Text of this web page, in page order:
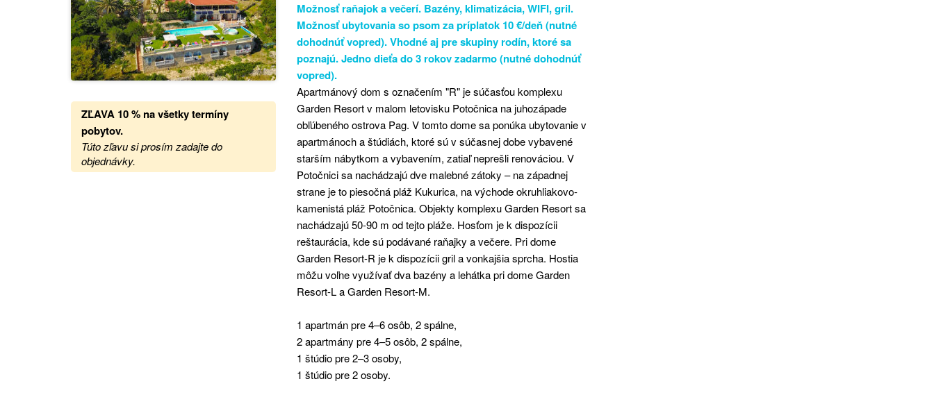
ZĽAVA 10 % na všetky termíny
pobytov.
Túto zľavu si prosím zadajte do
objednávky.
Možnosť raňajok a večerí. Bazény, klimatizácia, WIFI, gril.
Možnosť ubytovania so psom za príplatok 10 €/deň (nutné
dohodnúť vopred). Vhodné aj pre skupiny rodín, ktoré sa
poznajú. Jedno dieťa do 3 rokov zadarmo (nutné dohodnúť
vopred).
Apartmánový dom s označením "R" je súčasťou komplexu
Garden Resort v malom letovisku Potočnica na juhozápade
obľúbeného ostrova Pag. V tomto dome sa ponúka ubytovanie v
apartmánoch a štúdiách, ktoré sú v súčasnej dobe vybavené
starším nábytkom a vybavením, zatiaľ neprešli renováciou. V
Potočnici sa nachádzajú dve malebné zátoky – na západnej
strane je to piesočná pláž Kukurica, na východe okruhliakovo-
kamenistá pláž Potočnica. Objekty komplexu Garden Resort sa
nachádzajú 50-90 m od tejto pláže. Hosťom je k dispozícii
reštaurácia, kde sú podávané raňajky a večere. Pri dome
Garden Resort-R je k dispozícii gril a vonkajšia sprcha. Hostia
môžu voľne využívať dva bazény a lehátka pri dome Garden
Resort-L a Garden Resort-M.
1 apartmán pre 4–6 osôb, 2 spálne,
2 apartmány pre 4–5 osôb, 2 spálne,
1 štúdio pre 2–3 osoby,
1 štúdio pre 2 osoby.